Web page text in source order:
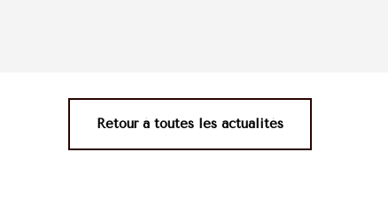
Retour à toutes les actualités